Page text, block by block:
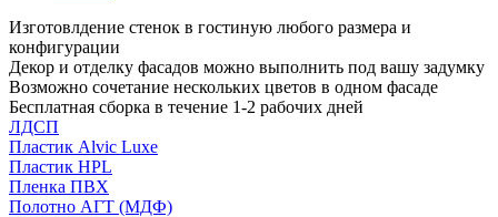
Изготовлдение стенок в гостиную любого размера и
конфигурации
Декор и отделку фасадов можно выполнить под вашу задумку
Возможно сочетание нескольких цветов в одном фасаде
Бесплатная сборка в течение 1-2 рабочих дней
ЛДСП
Пластик Alvic Luxe
Пластик HPL
Пленка ПВХ
Полотно АГТ (МДФ)